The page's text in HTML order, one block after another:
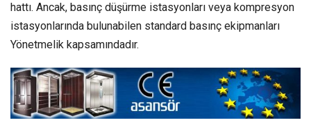
hattı. Ancak, basınç düşürme istasyonları veya kompresyon
istasyonlarında bulunabilen standard basınç ekipmanları
Yönetmelik kapsamındadır.